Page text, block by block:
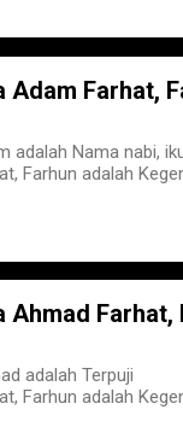
Adam Farhat,
adalah Nama nabi,
Farhun adalah
Ahmad Farhat,
adalah Terpuji
Farhun adalah